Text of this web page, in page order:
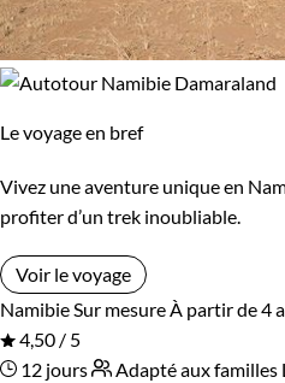
Le voyage en bref
Vivez une aventure unique en
profiter d’un trek inoubliable.
Voir le voyage
NamibieSur mesureÀ partir de 4
4,50 / 5
12 jours
Adapté aux familles